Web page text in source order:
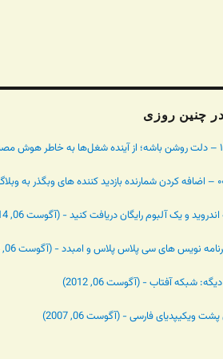
چنین روزی
و یک آلبوم رایگان دریافت کنید - (آگوست 06, 2014)
نویس های سی پلاس پلاس و امبدد - (آگوست 06, 2014)
شبکه آفتاب - (آگوست 06, 2012)
ویکیپدیای فارسی - (آگوست 06, 2007)